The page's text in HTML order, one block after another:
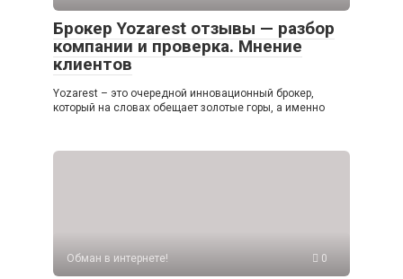
Брокер Yozarest отзывы — разбор
компании и проверка. Мнение
клиентов
Yozarest – это очередной инновационный брокер,
который на словах обещает золотые горы, а именно
Обман в интернете! 0